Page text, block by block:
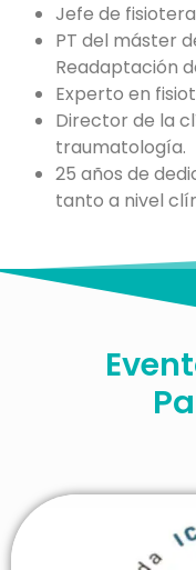
Jefe de
PT del máster
Readaptación
Experto en
Director de la
traumatología.
25 años de
tanto a nivel